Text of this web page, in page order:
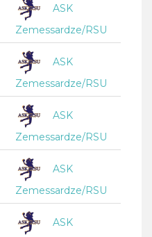
ASK
Zemessardze/RSU
ASK
Zemessardze/RSU
ASK
Zemessardze/RSU
ASK
Zemessardze/RSU
ASK